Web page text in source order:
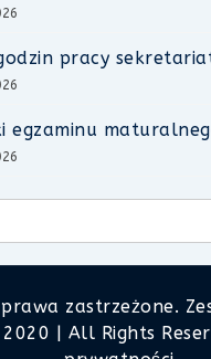
pracy
egzaminu
zastrzeżone.
| All Rights